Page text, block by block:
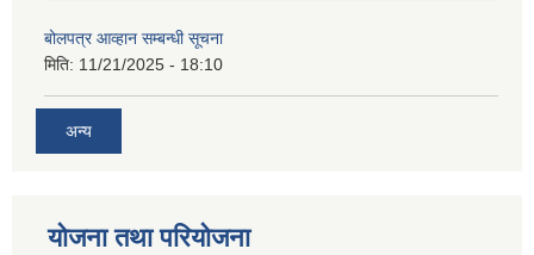
बोलपत्र आव्हान सम्बन्धी सूचना
मिति: 11/21/2025 - 18:10
अन्य
योजना तथा परियोजना